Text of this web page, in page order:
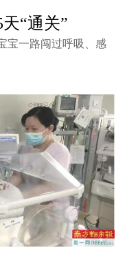
“通关”
宝一路闯过呼吸、感